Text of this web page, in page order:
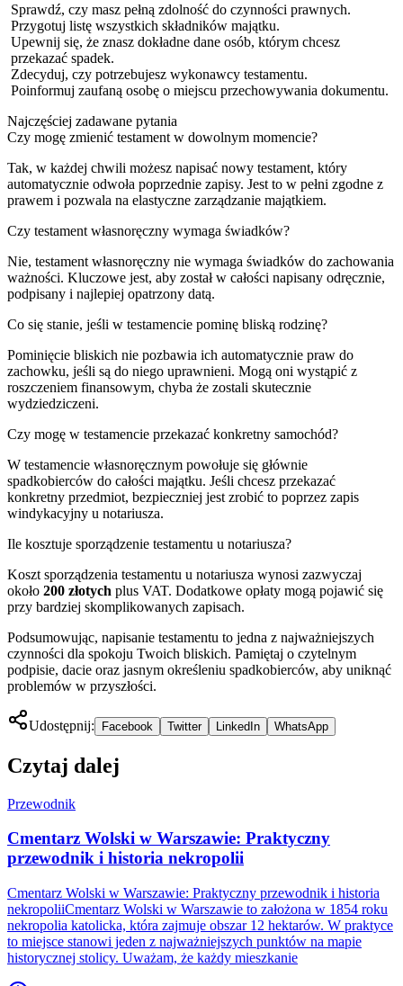
Sprawdź, czy masz pełną zdolność do czynności prawnych.
Przygotuj listę wszystkich składników majątku.
Upewnij się, że znasz dokładne dane osób, którym chcesz
przekazać spadek.
Zdecyduj, czy potrzebujesz wykonawcy testamentu.
Poinformuj zaufaną osobę o miejscu przechowywania dokumentu.
Najczęściej zadawane pytania
Czy mogę zmienić testament w dowolnym momencie?
Tak, w każdej chwili możesz napisać nowy testament, który
automatycznie odwoła poprzednie zapisy. Jest to w pełni zgodne z
prawem i pozwala na elastyczne zarządzanie majątkiem.
Czy testament własnoręczny wymaga świadków?
Nie, testament własnoręczny nie wymaga świadków do zachowania
ważności. Kluczowe jest, aby został w całości napisany odręcznie,
podpisany i najlepiej opatrzony datą.
Co się stanie, jeśli w testamencie pominę bliską rodzinę?
Pominięcie bliskich nie pozbawia ich automatycznie praw do
zachowku, jeśli są do niego uprawnieni. Mogą oni wystąpić z
roszczeniem finansowym, chyba że zostali skutecznie
wydziedziczeni.
Czy mogę w testamencie przekazać konkretny samochód?
W testamencie własnoręcznym powołuje się głównie
spadkobierców do całości majątku. Jeśli chcesz przekazać
konkretny przedmiot, bezpieczniej jest zrobić to poprzez zapis
windykacyjny u notariusza.
Ile kosztuje sporządzenie testamentu u notariusza?
Koszt sporządzenia testamentu u notariusza wynosi zazwyczaj
około 200 złotych plus VAT. Dodatkowe opłaty mogą pojawić się
przy bardziej skomplikowanych zapisach.
Podsumowując, napisanie testamentu to jedna z najważniejszych
czynności dla spokoju Twoich bliskich. Pamiętaj o czytelnym
podpisie, dacie oraz jasnym określeniu spadkobierców, aby uniknąć
problemów w przyszłości.
Udostępnij: Facebook Twitter LinkedIn WhatsApp
Czytaj dalej
Przewodnik
Cmentarz Wolski w Warszawie: Praktyczny
przewodnik i historia nekropolii
Cmentarz Wolski w Warszawie: Praktyczny przewodnik i historia
nekropoliiCmentarz Wolski w Warszawie to założona w 1854 roku
nekropolia katolicka, która zajmuje obszar 12 hektarów. W praktyce
to miejsce stanowi jeden z najważniejszych punktów na mapie
historycznej stolicy. Uważam, że każdy mieszkanie